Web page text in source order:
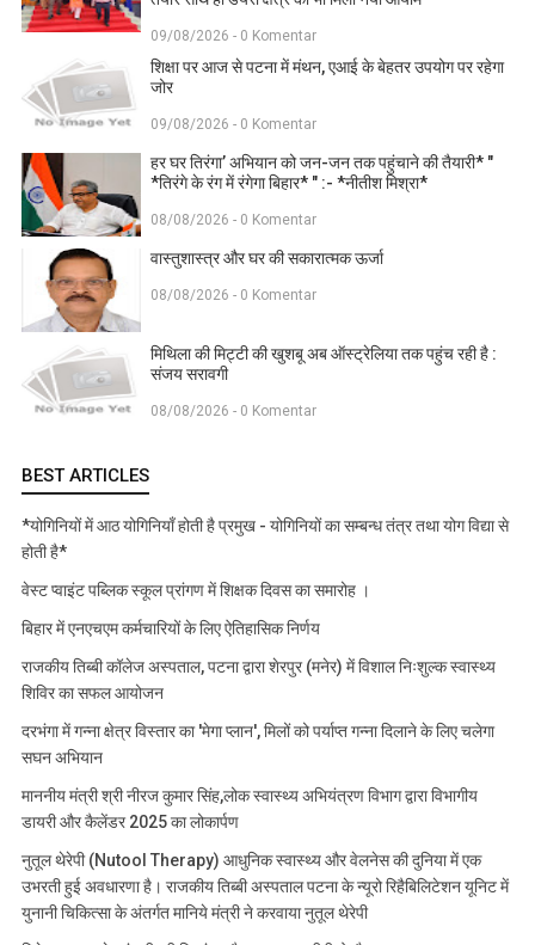
09/08/2026 - 0 Komentar
शिक्षा पर आज से पटना में मंथन, एआई के बेहतर उपयोग पर रहेगा
जोर
09/08/2026 - 0 Komentar
हर घर तिरंगा’ अभियान को जन-जन तक पहुंचाने की तैयारी* "
*तिरंगे के रंग में रंगेगा बिहार* " :- *नीतीश मिश्रा*
08/08/2026 - 0 Komentar
वास्तुशास्त्र और घर की सकारात्मक ऊर्जा
08/08/2026 - 0 Komentar
मिथिला की मिट्टी की खुशबू अब ऑस्ट्रेलिया तक पहुंच रही है :
संजय सरावगी
08/08/2026 - 0 Komentar
BEST ARTICLES
*योगिनियों में आठ योगिनियाँ होती है प्रमुख - योगिनियों का सम्बन्ध तंत्र तथा योग विद्या से
होती है*
वेस्ट प्वाइंट पब्लिक स्कूल प्रांगण में शिक्षक दिवस का समारोह ।
बिहार में एनएचएम कर्मचारियों के लिए ऐतिहासिक निर्णय
राजकीय तिब्बी कॉलेज अस्पताल, पटना द्वारा शेरपुर (मनेर) में विशाल निःशुल्क स्वास्थ्य
शिविर का सफल आयोजन
दरभंगा में गन्ना क्षेत्र विस्तार का 'मेगा प्लान', मिलों को पर्याप्त गन्ना दिलाने के लिए चलेगा
सघन अभियान
माननीय मंत्री श्री नीरज कुमार सिंह,लोक स्वास्थ्य अभियंत्रण विभाग द्वारा विभागीय
डायरी और कैलेंडर 2025 का लोकार्पण
नुतूल थेरेपी (Nutool Therapy) आधुनिक स्वास्थ्य और वेलनेस की दुनिया में एक
उभरती हुई अवधारणा है। राजकीय तिब्बी अस्पताल पटना के न्यूरो रिहैबिलिटेशन यूनिट में
युनानी चिकित्सा के अंतर्गत मानिये मंत्री ने करवाया नुतूल थेरेपी